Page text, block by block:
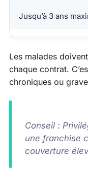
Jusqu’à 3 ans
Les malades
chaque contrat.
chroniques ou
Conseil :
une franchise
couverture